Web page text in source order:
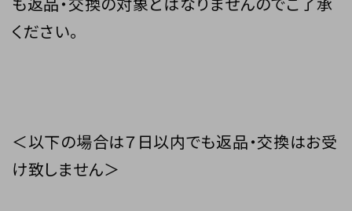
ください。
＜以下の場合は７日以内でも返品・交換はお受
け致しません＞